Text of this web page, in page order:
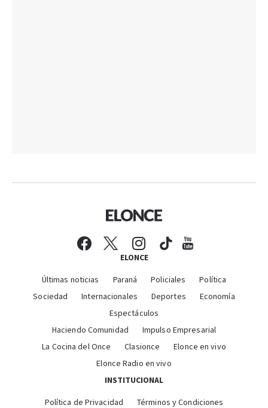
ELONCE
Últimas noticias Paraná Policiales
Política
Sociedad
Internacionales Deportes
Economía
Espectáculos
Haciendo Comunidad
Impulso Empresarial
La Cocina del Once
Clasionce
Elonce en vivo
Elonce Radio en vivo
INSTITUCIONAL
Política de Privacidad Términos y Condiciones